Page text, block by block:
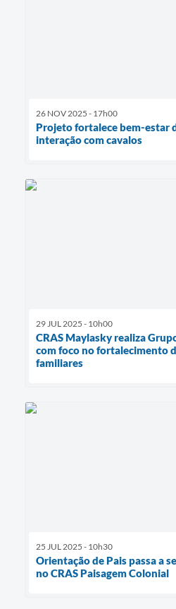
26 NOV 2025 - 17h00
Projeto fortalece bem-estar
interação com cavalos
29 JUL 2025 - 10h00
CRAS Maylasky realiza
com foco no fortalecimento
familiares
25 JUL 2025 - 10h30
Orientação de Pais passa a
no CRAS Paisagem Colonial